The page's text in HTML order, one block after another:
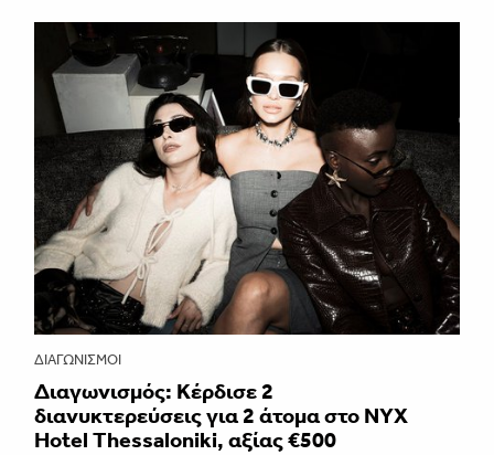
ΔΙΑΓΩΝΙΣΜΟΊ
Διαγωνισμός: Κέρδισε 2
διανυκτερεύσεις για 2 άτομα στο NYX
Hotel Thessaloniki, αξίας €500